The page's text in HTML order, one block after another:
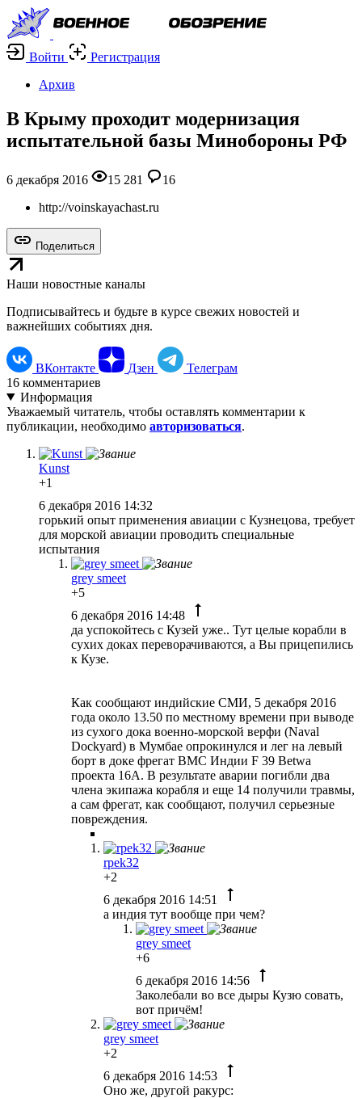
Войти
Регистрация
Архив
В Крыму проходит модернизация
испытательной базы Минобороны РФ
6 декабря 2016 15 281
16
http://voinskayachast.ru
Поделиться
Наши новостные каналы
Подписывайтесь и будьте в курсе свежих новостей и
важнейших событиях дня.
ВКонтакте Дзен
Телеграм
16 комментариев
Информация
Уважаемый читатель, чтобы оставлять комментарии к
публикации, необходимо авторизоваться.
Kunst
+1
6 декабря 2016 14:32
горький опыт применения авиации с Кузнецова, требует
для морской авиации проводить специальные
испытания
grey smeet
+5
6 декабря 2016 14:48
да успокойтесь с Кузей уже.. Тут целые корабли в
сухих доках переворачиваются, а Вы прицепились
к Кузе.
Как сообщают индийские СМИ, 5 декабря 2016
года около 13.50 по местному времени при выводе
из сухого дока военно-морской верфи (Naval
Dockyard) в Мумбае опрокинулся и лег на левый
борт в доке фрегат ВМС Индии F 39 Betwa
проекта 16А. В результате аварии погибли два
члена экипажа корабля и еще 14 получили травмы,
а сам фрегат, как сообщают, получил серьезные
повреждения.
rpek32
+2
6 декабря 2016 14:51
а индия тут вообще при чем?
grey smeet
+6
6 декабря 2016 14:56
Заколебали во все дыры Кузю совать,
вот причём!
grey smeet
+2
6 декабря 2016 14:53
Оно же, другой ракурс: